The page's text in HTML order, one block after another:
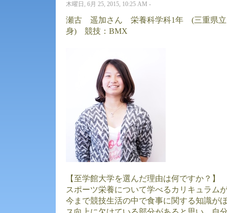
木曜日, 6月 25, 2015, 10:25 AM -
瀬古 遥加さん 栄養科学科1年 (三重県立
身) 競技：BMX
【至学館大学を選んだ理由は何ですか？】
スポーツ栄養について学べるカリキュラム
今まで競技生活の中で食事に関する知識が